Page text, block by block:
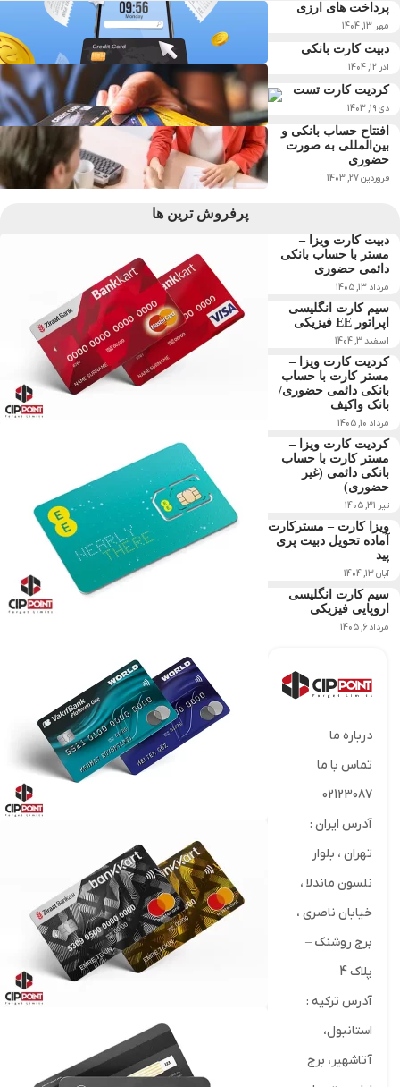
پرداخت های ارزی
مهر 13, 1404
دبیت کارت بانکی
آذر 12, 1404
کردیت کارت تست
دی 19, 1403
افتتاح حساب بانکی و
بین‌المللی به صورت
حضوری
فروردین 27, 1403
پرفروش ترین ها
دبیت کارت ویزا –
مستر با حساب بانکی
دائمی حضوری
مرداد 13, 1405
سیم کارت انگلیسی
اپراتور EE فیزیکی
اسفند 3, 1404
کردیت کارت ویزا –
مستر کارت با حساب
بانکی دائمی حضوری/
بانک واکیف
مرداد 10, 1405
کردیت کارت ویزا –
مستر کارت با حساب
بانکی دائمی (غیر
حضوری)
تیر 31, 1405
ویزا کارت – مسترکارت
آماده تحویل دبیت پری
پید
آبان 13, 1404
سیم کارت انگلیسی
اروپایی فیزیکی
مرداد 6, 1405
درباره ما
تماس با ما
02123087
آدرس ایران :
تهران ، بلوار
نلسون ماندلا ،
خیابان ناصری ،
برج روشنک –
پلاک 4
آدرس ترکیه :
استانبول،
آتاشهیر، برج